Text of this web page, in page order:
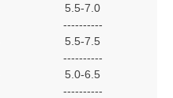
5.5-7.0
----------
5.5-7.5
----------
5.0-6.5
----------